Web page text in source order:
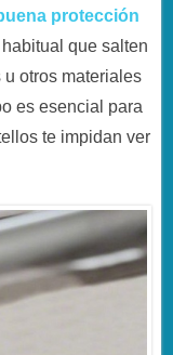
protección
que salten
otros materiales
es esencial para
te impidan ver